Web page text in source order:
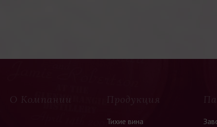
О Компании Продукция
Тихие вина